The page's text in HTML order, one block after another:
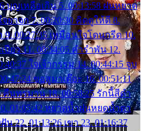
บุญเหลือเกิน 5. 00:13:58 ฝนหยาด
ยาจก 7. 00:20:30 คิดดูให้ดี 8.
9. 00:27:35 เหมือนใจโดนกรีด 10.
ปียว 11. 00:34:05 คำรำพัน 12.
ใจเจ้ากรรม 14. 00:44:15 จูบ
ขอสูมาเต๊อะ 16. 00:51:11
คืนทรมาน 18. 00:58:25 รักนี้สีดำ
01:05:42 หยาดน้ำฝนหยดน้ำตา
น 22. 01:13:26 เขา 23. 01:16:37